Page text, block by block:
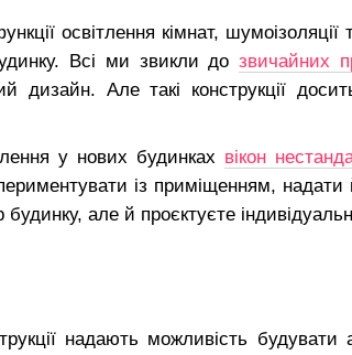
освітлення кімнат,
Всі ми звикли дозвичайних
дизайн. Але такі конструкції
у нових будинках вікон
із приміщенням,
але й проєктуєте
надають можливість